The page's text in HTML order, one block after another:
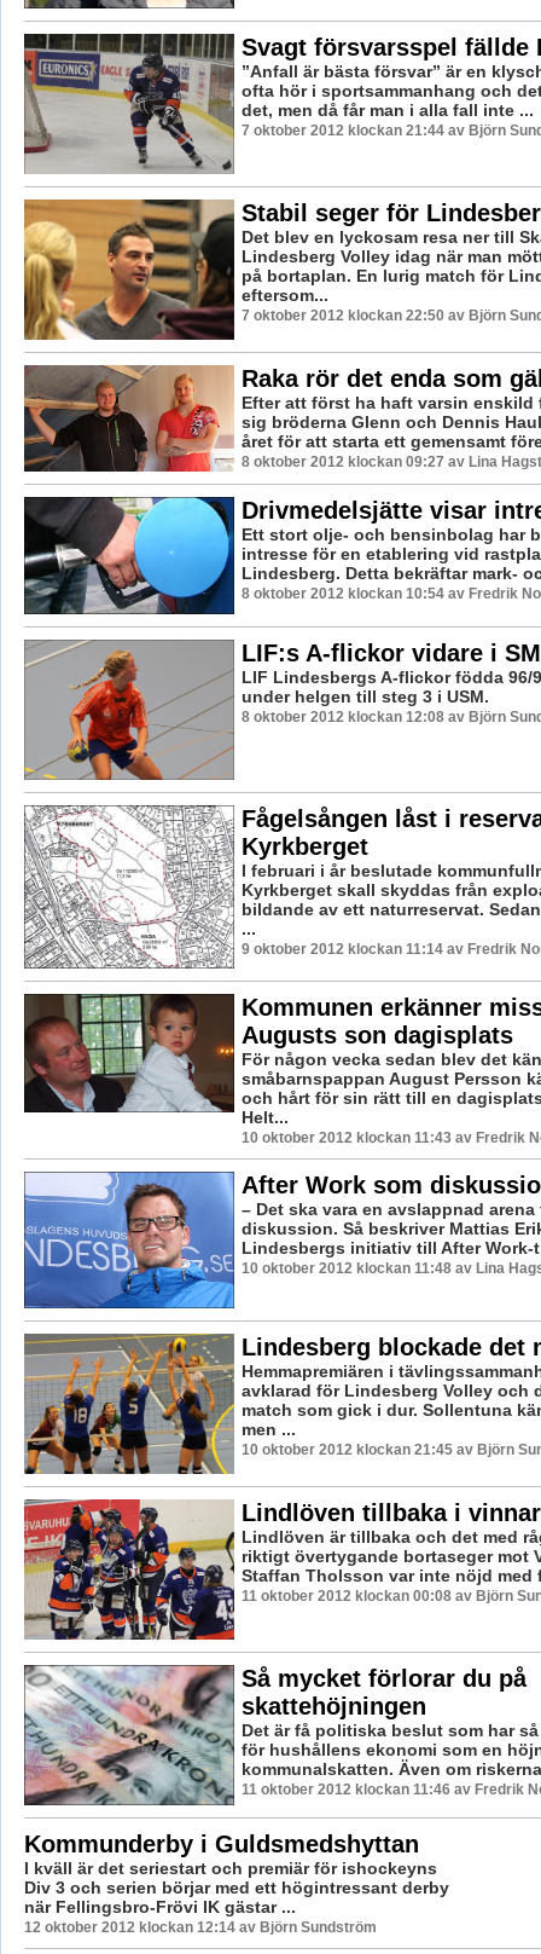
Svagt försvarsspel fällde
”Anfall är bästa försvar” är en
ofta hör i sportsammanhang och
det, men då får man i alla fall inte ...
7 oktober 2012 klockan 21:44 av Björn
Stabil seger för
Det blev en lyckosam resa ner till
Lindesberg Volley idag när man
på bortaplan. En lurig match för
eftersom...
7 oktober 2012 klockan 22:50 av Björn
Raka rör det enda som
Efter att först ha haft varsin enskild
sig bröderna Glenn och Dennis
året för att starta ett gemensamt
8 oktober 2012 klockan 09:27 av Lina
Drivmedelsjätte visar
Ett stort olje- och bensinbolag har
intresse för en etablering vid
Lindesberg. Detta bekräftar mark-
8 oktober 2012 klockan 10:54 av Fredrik
LIF:s A-flickor vidare i SM
LIF Lindesbergs A-flickor födda 96/
under helgen till steg 3 i USM.
8 oktober 2012 klockan 12:08 av Björn
Fågelsången låst i
Kyrkberget
I februari i år beslutade
Kyrkberget skall skyddas från
bildande av ett naturreservat.
...
9 oktober 2012 klockan 11:14 av Fredrik
Kommunen erkänner
Augusts son dagisplats
För någon vecka sedan blev det
småbarnspappan August Persson
och hårt för sin rätt till en
Helt...
10 oktober 2012 klockan 11:43 av Fredrik
After Work som
– Det ska vara en avslappnad
diskussion. Så beskriver Mattias
Lindesbergs initiativ till After Work-
10 oktober 2012 klockan 11:48 av Lina
Lindesberg blockade det
Hemmapremiären i
avklarad för Lindesberg Volley och
match som gick i dur. Sollentuna
men ...
10 oktober 2012 klockan 21:45 av Björn
Lindlöven tillbaka i
Lindlöven är tillbaka och det med
riktigt övertygande bortaseger mot
Staffan Tholsson var inte nöjd med
11 oktober 2012 klockan 00:08 av Björn
Så mycket förlorar du på
skattehöjningen
Det är få politiska beslut som har
för hushållens ekonomi som en
kommunalskatten. Även om
11 oktober 2012 klockan 11:46 av Fredrik
Kommunderby i Guldsmedshyttan
I kväll är det seriestart och premiär för ishockeyns
Div 3 och serien börjar med ett högintressant derby
när Fellingsbro-Frövi IK gästar ...
12 oktober 2012 klockan 12:14 av Björn Sundström